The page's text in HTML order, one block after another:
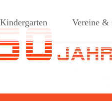
Rande des
Kindergarten Vereine &